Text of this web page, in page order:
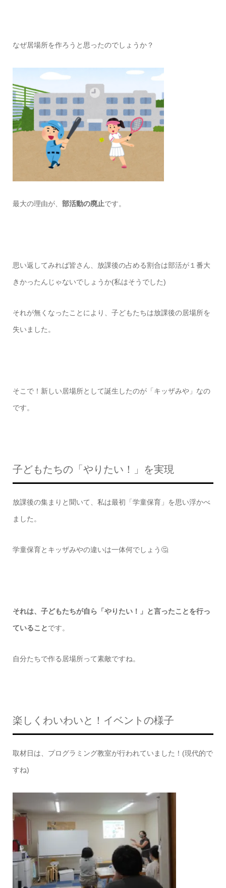
なぜ居場所を作ろうと思ったのでしょうか？
最大の理由が、 部活動の廃止です。
思い返してみれば皆さん、放課後の占める割合は部活が１番大
きかったんじゃないでしょうか(私はそうでした)
それが無くなったことにより、子どもたちは放課後の居場所を
失いました。
そこで！新しい居場所として誕生したのが「キッザみや」なの
です。
子どもたちの「やりたい！」を実現
放課後の集まりと聞いて、私は最初「学童保育」を思い浮かべ
ました。
学童保育とキッザみやの違いは一体何でしょう🤔
それは、子どもたちが自ら「やりたい！」と言ったことを行っ
ていることです。
自分たちで作る居場所って素敵ですね。
楽しくわいわいと！イベントの様子
取材日は、プログラミング教室が行われていました！(現代的で
すね)